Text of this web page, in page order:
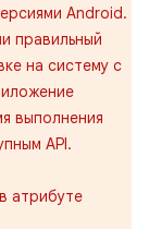
Android.
правильный
на систему с
выполнения
API.
атрибуте